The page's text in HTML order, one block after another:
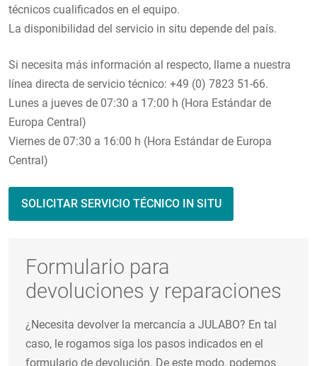
técnicos cualificados en el equipo.
La disponibilidad del servicio in situ depende del país.
Si necesita más información al respecto, llame a nuestra
línea directa de servicio técnico: +49 (0) 7823 51-66.
Lunes a jueves de 07:30 a 17:00 h (Hora Estándar de
Europa Central)
Viernes de 07:30 a 16:00 h (Hora Estándar de Europa
Central)
SOLICITAR SERVICIO TÉCNICO IN SITU
Formulario para
devoluciones y reparaciones
¿Necesita devolver la mercancía a JULABO? En tal
caso, le rogamos siga los pasos indicados en el
formulario de devolución. De este modo, podemos